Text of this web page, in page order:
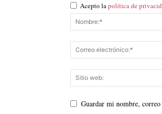
Acepto la política de
Guardar mi nombre,